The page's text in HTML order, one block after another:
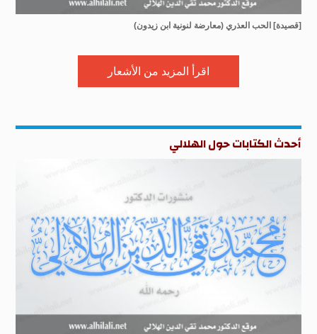
[قصيدة] الحب العذري (معارضة لنونية ابن زيدون)
اقرأ المزيد من الأشعار
أحدث الكتابات حول الهلالي